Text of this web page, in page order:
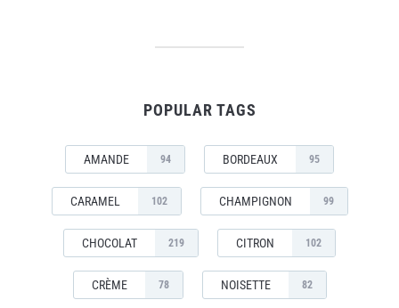
POPULAR TAGS
AMANDE 94 BORDEAUX 95
CARAMEL 102 CHAMPIGNON 99
CHOCOLAT 219 CITRON 102
CRÈME 78 NOISETTE 82